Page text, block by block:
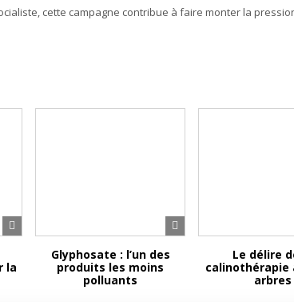
cette campagne contribue à faire monter la
la
Glyphosate : l’un des
produits les moins
polluants
Le délire
calinothérapie
arbres